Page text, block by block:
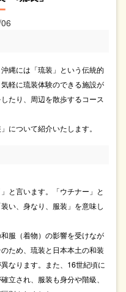
縄には「琉装」という伝統的
軽に琉装体験のできる施設が
たり、周辺を散歩するコース
について紹介いたします。
と言います。「ウチナー」と
い、身なり、服装」を意味し
服（着物）の影響を受けなが
ため、琉装と日本本土の和装
なります。また、16世紀頃に
立され、服装も身分や階級、